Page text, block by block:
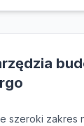
szeroki zakres